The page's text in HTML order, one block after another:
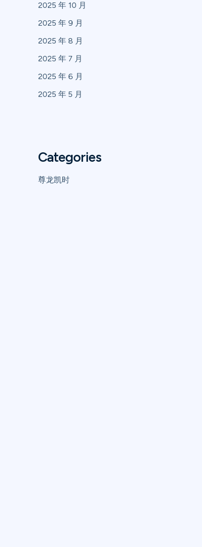
2025 年 10 月
2025 年 9 月
2025 年 8 月
2025 年 7 月
2025 年 6 月
2025 年 5 月
Categories
尊龙凯时